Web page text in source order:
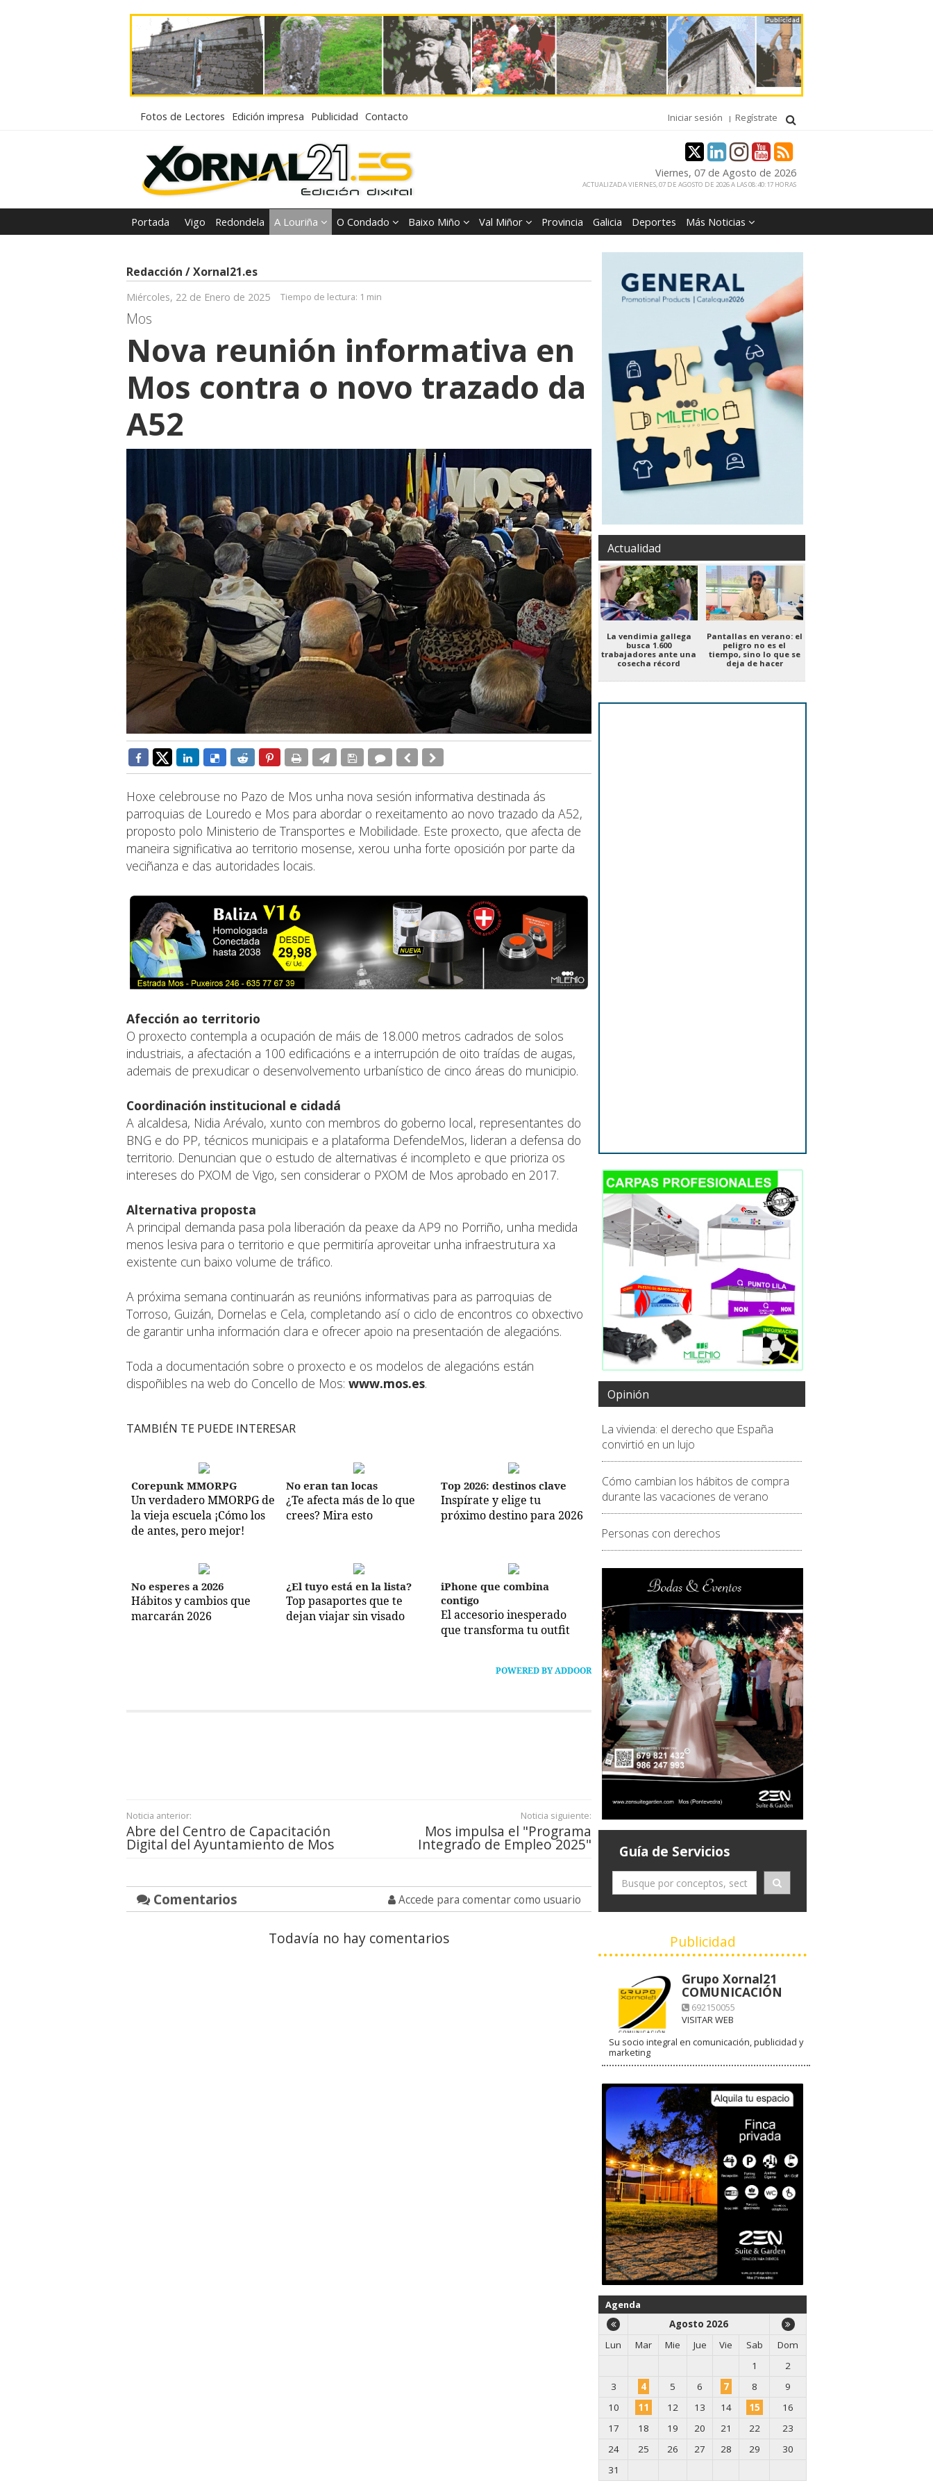
Fotos de Lectores Edición impresa Publicidad Contacto Iniciar sesión Regístrate
Viernes, 07 de Agosto de 2026
ACTUALIZADA VIERNES, 07 DE AGOSTO DE 2026 A LAS 08:40:17 HORAS
Portada Vigo Redondela A Louriña O Condado Baixo Miño Val Miñor Provincia Galicia Deportes Más Noticias
Redacción / Xornal21.es
Miércoles, 22 de Enero de 2025 Tiempo de lectura: 1 min
Mos
Nova reunión informativa en
Mos contra o novo trazado da
A52
Hoxe celebrouse no Pazo de Mos unha nova sesión informativa destinada ás
parroquias de Louredo e Mos para abordar o rexeitamento ao novo trazado da A52,
proposto polo Ministerio de Transportes e Mobilidade. Este proxecto, que afecta de
maneira significativa ao territorio mosense, xerou unha forte oposición por parte da
veciñanza e das autoridades locais.
Afección ao territorio
O proxecto contempla a ocupación de máis de 18.000 metros cadrados de solos
industriais, a afectación a 100 edificacións e a interrupción de oito traídas de augas,
ademais de prexudicar o desenvolvemento urbanístico de cinco áreas do municipio.
Coordinación institucional e cidadá
A alcaldesa, Nidia Arévalo, xunto con membros do goberno local, representantes do
BNG e do PP, técnicos municipais e a plataforma DefendeMos, lideran a defensa do
territorio. Denuncian que o estudo de alternativas é incompleto e que prioriza os
intereses do PXOM de Vigo, sen considerar o PXOM de Mos aprobado en 2017.
Alternativa proposta
A principal demanda pasa pola liberación da peaxe da AP9 no Porriño, unha medida
menos lesiva para o territorio e que permitiría aproveitar unha infraestrutura xa
existente cun baixo volume de tráfico.
A próxima semana continuarán as reunións informativas para as parroquias de
Torroso, Guizán, Dornelas e Cela, completando así o ciclo de encontros co obxectivo
de garantir unha información clara e ofrecer apoio na presentación de alegacións.
Toda a documentación sobre o proxecto e os modelos de alegacións están
dispoñibles na web do Concello de Mos: www.mos.es.
TAMBIÉN TE PUEDE INTERESAR
Corepunk MMORPG
Un verdadero MMORPG de
la vieja escuela ¡Cómo los
de antes, pero mejor!
No eran tan locas
¿Te afecta más de lo que
crees? Mira esto
Top 2026: destinos clave
Inspírate y elige tu
próximo destino para 2026
No esperes a 2026
Hábitos y cambios que
marcarán 2026
¿El tuyo está en la lista?
Top pasaportes que te
dejan viajar sin visado
iPhone que combina
contigo
El accesorio inesperado
que transforma tu outfit
POWERED BY ADDOOR
Noticia anterior:
Abre del Centro de Capacitación
Digital del Ayuntamiento de Mos
Noticia siguiente:
Mos impulsa el "Programa
Integrado de Empleo 2025"
Comentarios Accede para comentar como usuario
Todavía no hay comentarios
Actualidad
La vendimia gallega
busca 1.600
trabajadores ante una
cosecha récord
Pantallas en verano: el
peligro no es el
tiempo, sino lo que se
deja de hacer
Opinión
La vivienda: el derecho que España
convirtió en un lujo
Cómo cambian los hábitos de compra
durante las vacaciones de verano
Personas con derechos
Guía de Servicios
Publicidad
Grupo Xornal21
COMUNICACIÓN
692150055
VISITAR WEB
Su socio integral en comunicación, publicidad y
marketing
Agenda
Agosto 2026
Lun
Mar Mie Jue Vie Sab
Dom
1
2
3
4 5 6 7 8
9
10
11 12 13 14 15
16
17
18 19 20 21 22
23
24
25 26 27 28 29
30
31